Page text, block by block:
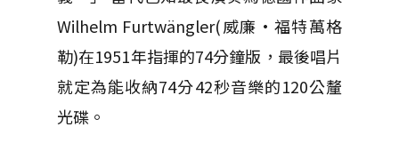
Wilhelm Furtwängler(威廉·福特萬格
勒)在1951年指揮的74分鐘版，最後唱片
就定為能收納74分42秒音樂的120公釐
光碟。